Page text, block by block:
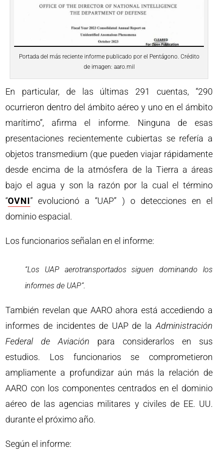
Portada del más reciente informe publicado por el Pentágono. Crédito
de imagen: aaro.mil
En particular, de las últimas 291 cuentas, “290
ocurrieron dentro del ámbito aéreo y uno en el ámbito
marítimo”, afirma el informe. Ninguna de esas
presentaciones recientemente cubiertas se refería a
objetos transmedium (que pueden viajar rápidamente
desde encima de la atmósfera de la Tierra a áreas
bajo el agua y son la razón por la cual el término
“OVNI” evolucionó a “UAP” ) o detecciones en el
dominio espacial.
Los funcionarios señalan en el informe:
“Los UAP aerotransportados siguen dominando los
informes de UAP”.
También revelan que AARO ahora está accediendo a
informes de incidentes de UAP de la Administración
Federal de Aviación para considerarlos en sus
estudios. Los funcionarios se comprometieron
ampliamente a profundizar aún más la relación de
AARO con los componentes centrados en el dominio
aéreo de las agencias militares y civiles de EE. UU.
durante el próximo año.
Según el informe: